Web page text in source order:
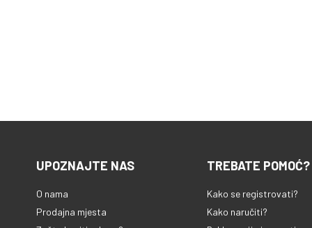
UPOZNAJTE NAS
O nama
Prodajna mjesta
TREBATE POMOĆ?
Kako se registrovati?
Kako naručiti?